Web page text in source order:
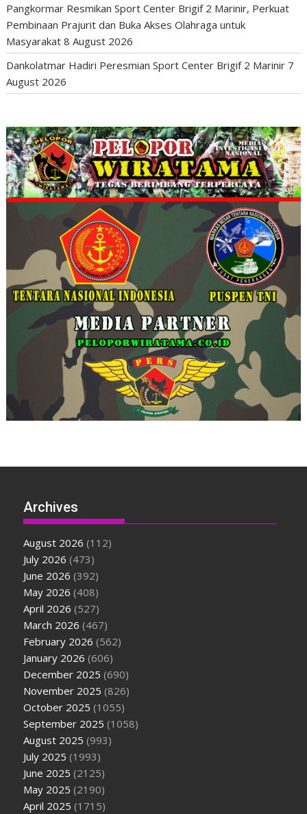
Pangkormar Resmikan Sport Center Brigif 2 Marinir, Perkuat
Pembinaan Prajurit dan Buka Akses Olahraga untuk
Masyarakat 8 August 2026
Dankolatmar Hadiri Peresmian Sport Center Brigif 2 Marinir 7
August 2026
Archives
August 2026 (112)
July 2026 (473)
June 2026 (392)
May 2026 (408)
April 2026 (527)
March 2026 (467)
February 2026 (562)
January 2026 (606)
December 2025 (690)
November 2025 (826)
October 2025 (1055)
September 2025 (1058)
August 2025 (993)
July 2025 (1993)
June 2025 (2125)
May 2025 (2190)
April 2025 (1715)